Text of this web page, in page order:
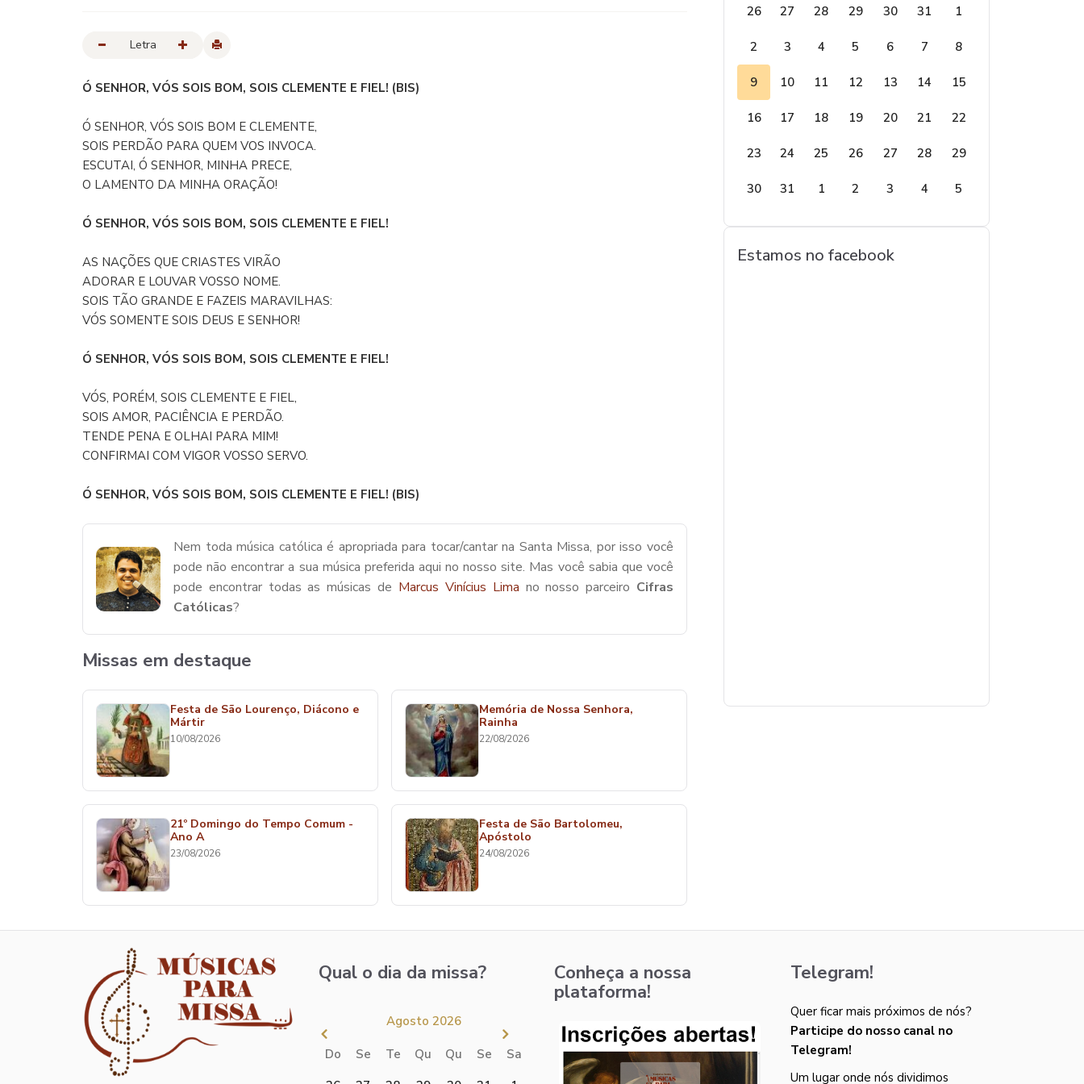
Letra
Ó SENHOR, VÓS SOIS BOM, SOIS CLEMENTE E FIEL! (BIS)
Ó SENHOR, VÓS SOIS BOM E CLEMENTE,
SOIS PERDÃO PARA QUEM VOS INVOCA.
ESCUTAI, Ó SENHOR, MINHA PRECE,
O LAMENTO DA MINHA ORAÇÃO!
Ó SENHOR, VÓS SOIS BOM, SOIS CLEMENTE E FIEL!
AS NAÇÕES QUE CRIASTES VIRÃO
ADORAR E LOUVAR VOSSO NOME.
SOIS TÃO GRANDE E FAZEIS MARAVILHAS:
VÓS SOMENTE SOIS DEUS E SENHOR!
Ó SENHOR, VÓS SOIS BOM, SOIS CLEMENTE E FIEL!
VÓS, PORÉM, SOIS CLEMENTE E FIEL,
SOIS AMOR, PACIÊNCIA E PERDÃO.
TENDE PENA E OLHAI PARA MIM!
CONFIRMAI COM VIGOR VOSSO SERVO.
Ó SENHOR, VÓS SOIS BOM, SOIS CLEMENTE E FIEL! (BIS)
Nem toda música católica é apropriada para tocar/cantar na Santa Missa, por isso você
pode não encontrar a sua música preferida aqui no nosso site. Mas você sabia que você
pode encontrar todas as músicas de Marcus Vinícius Lima no nosso parceiro Cifras
Católicas?
Missas em destaque
Festa de São Lourenço, Diácono e
Mártir
10/08/2026
Memória de Nossa Senhora,
Rainha
22/08/2026
21º Domingo do Tempo Comum -
Ano A
23/08/2026
Festa de São Bartolomeu,
Apóstolo
24/08/2026
26
27 28 29 30 31 1
2 3 4 5 6 7 8
9 10 11 12 13 14 15
16 17 18 19 20 21 22
23 24 25 26 27 28 29
30 31 1 2 3 4 5
Estamos no facebook
Qual o dia da missa?
Agosto 2026
Do Se Te Qu Qu Se
Sa
Conheça a nossa
plataforma!
Telegram!
Quer ficar mais próximos de nós?
Participe do nosso canal no
Telegram!
Um lugar onde nós dividimos